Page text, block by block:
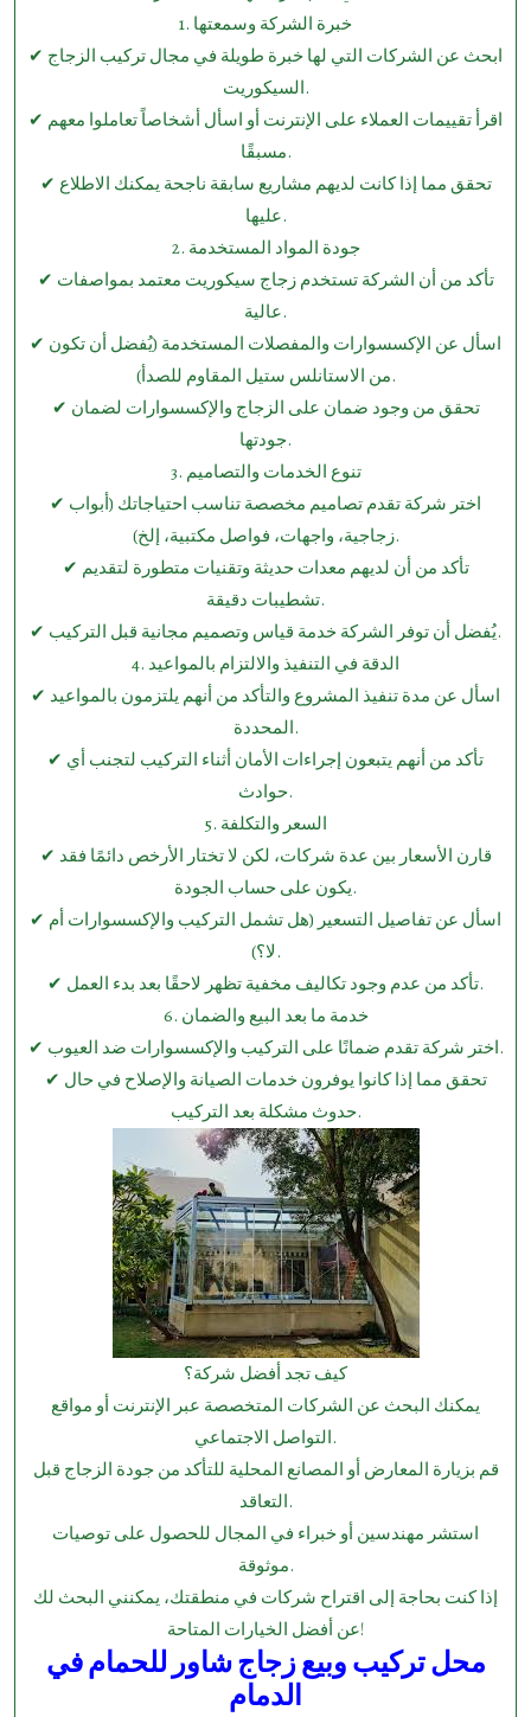
1.⁠ ⁠خبرة الشركة وسمعتها
✔ ابحث عن الشركات التي لها خبرة طويلة في مجال تركيب الزجاج
السيكوريت.
✔ اقرأ تقييمات العملاء على الإنترنت أو اسأل أشخاصاً تعاملوا معهم
مسبقًا.
✔ تحقق مما إذا كانت لديهم مشاريع سابقة ناجحة يمكنك الاطلاع
عليها.
2.⁠ ⁠جودة المواد المستخدمة
✔ تأكد من أن الشركة تستخدم زجاج سيكوريت معتمد بمواصفات
عالية.
✔ اسأل عن الإكسسوارات والمفصلات المستخدمة (يُفضل أن تكون
من الاستانلس ستيل المقاوم للصدأ).
✔ تحقق من وجود ضمان على الزجاج والإكسسوارات لضمان
جودتها.
3.⁠ ⁠تنوع الخدمات والتصاميم
✔ اختر شركة تقدم تصاميم مخصصة تناسب احتياجاتك (أبواب
زجاجية، واجهات، فواصل مكتبية، إلخ).
✔ تأكد من أن لديهم معدات حديثة وتقنيات متطورة لتقديم
تشطيبات دقيقة.
✔ يُفضل أن توفر الشركة خدمة قياس وتصميم مجانية قبل التركيب.
4.⁠ ⁠الدقة في التنفيذ والالتزام بالمواعيد
✔ اسأل عن مدة تنفيذ المشروع والتأكد من أنهم يلتزمون بالمواعيد
المحددة.
✔ تأكد من أنهم يتبعون إجراءات الأمان أثناء التركيب لتجنب أي
حوادث.
5.⁠ ⁠السعر والتكلفة
✔ قارن الأسعار بين عدة شركات، لكن لا تختار الأرخص دائمًا فقد
يكون على حساب الجودة.
✔ اسأل عن تفاصيل التسعير (هل تشمل التركيب والإكسسوارات أم
لا؟).
✔ تأكد من عدم وجود تكاليف مخفية تظهر لاحقًا بعد بدء العمل.
6.⁠ ⁠خدمة ما بعد البيع والضمان
✔ اختر شركة تقدم ضمانًا على التركيب والإكسسوارات ضد العيوب.
✔ تحقق مما إذا كانوا يوفرون خدمات الصيانة والإصلاح في حال
حدوث مشكلة بعد التركيب.
كيف تجد أفضل شركة؟
يمكنك البحث عن الشركات المتخصصة عبر الإنترنت أو مواقع
التواصل الاجتماعي.
قم بزيارة المعارض أو المصانع المحلية للتأكد من جودة الزجاج قبل
التعاقد.
استشر مهندسين أو خبراء في المجال للحصول على توصيات
موثوقة.
إذا كنت بحاجة إلى اقتراح شركات في منطقتك، يمكنني البحث لك
عن أفضل الخيارات المتاحة!
محل تركيب وبيع زجاج شاور للحمام في
الدمام